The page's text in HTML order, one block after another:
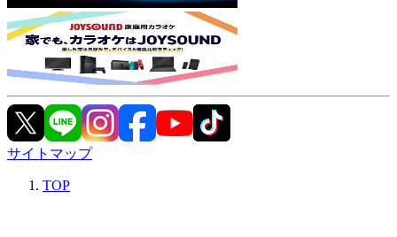
サイトマップ
TOP